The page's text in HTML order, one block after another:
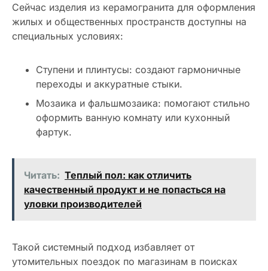
Сейчас изделия из керамогранита для оформления
жилых и общественных пространств доступны на
специальных условиях:
Ступени и плинтусы: создают гармоничные
переходы и аккуратные стыки.
Мозаика и фальшмозаика: помогают стильно
оформить ванную комнату или кухонный
фартук.
Читать: Теплый пол: как отличить
качественный продукт и не попасться на
уловки производителей
Такой системный подход избавляет от
утомительных поездок по магазинам в поисках